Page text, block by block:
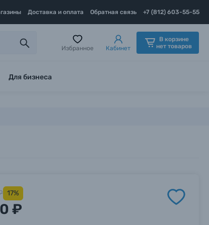
Доставка и оплата Обратная связь +7 (812) 603-55-55
Избранное Кабинет
В корзине
нет товаров
Для бизнеса
17%
₽